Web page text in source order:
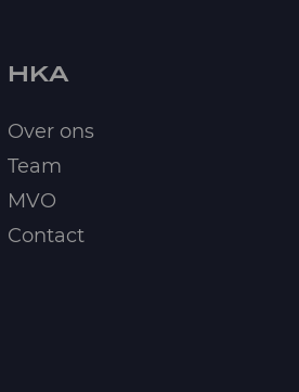
HKA
Over ons
Team
MVO
Contact